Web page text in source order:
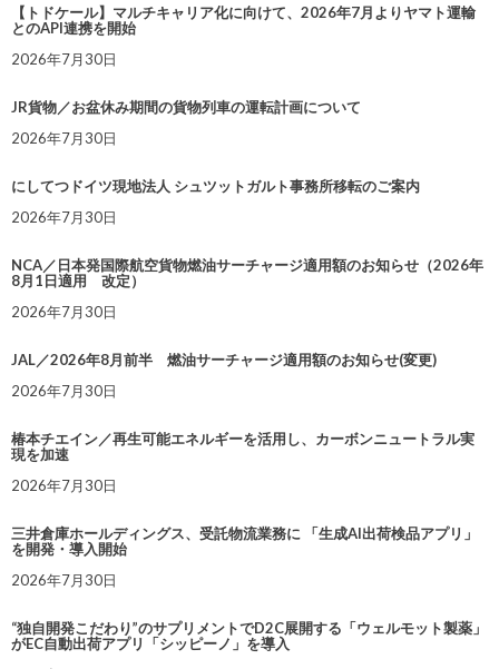
【トドケール】マルチキャリア化に向けて、2026年7月よりヤマト運輸
とのAPI連携を開始
2026年7月30日
JR貨物／お盆休み期間の貨物列車の運転計画について
2026年7月30日
にしてつドイツ現地法人 シュツットガルト事務所移転のご案内
2026年7月30日
NCA／日本発国際航空貨物燃油サーチャージ適用額のお知らせ（2026年
8月1日適用 改定）
2026年7月30日
JAL／2026年8月前半 燃油サーチャージ適用額のお知らせ(変更)
2026年7月30日
椿本チエイン／再生可能エネルギーを活用し、カーボンニュートラル実
現を加速
2026年7月30日
三井倉庫ホールディングス、受託物流業務に 「生成AI出荷検品アプリ」
を開発・導入開始
2026年7月30日
“独自開発こだわり”のサプリメントでD2C展開する「ウェルモット製薬」
がEC自動出荷アプリ「シッピーノ」を導入